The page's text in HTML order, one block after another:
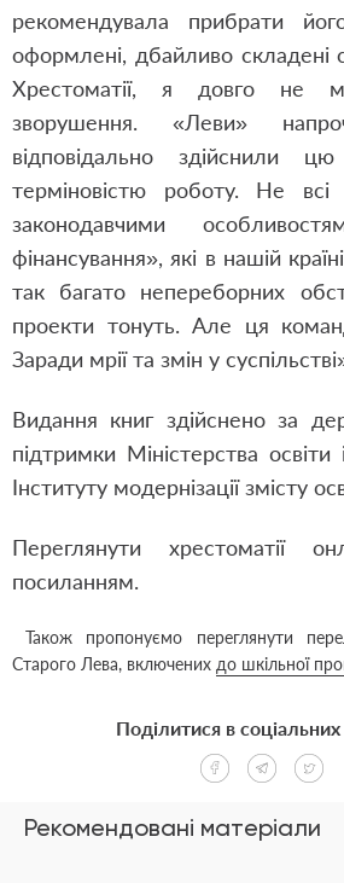
рекомендувала прибрати
оформлені, дбайливо складені
Хрестоматії, я довго не
зворушення. «Леви»
відповідально здійснили
терміновістю роботу. Не всі
законодавчими
фінансування», які в нашій
так багато непереборних
проекти тонуть. Але ця
Заради мрії та змін у
Видання книг здійснено за
підтримки Міністерства
Інституту модернізації змісту
Переглянути хрестоматії
посиланням.
Також пропонуємо переглянути
Старого Лева, включених до шкільної
Рекомендовані матеріали
Поділитися в